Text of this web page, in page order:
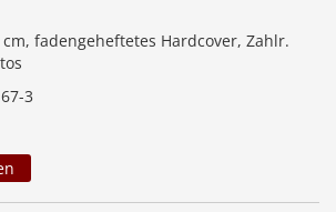
cm, fadengeheftetes Hardcover, Zahlr.
3